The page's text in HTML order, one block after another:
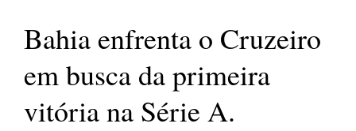
Bahia enfrenta o Cruzeiro
em busca da primeira
vitória na Série A.